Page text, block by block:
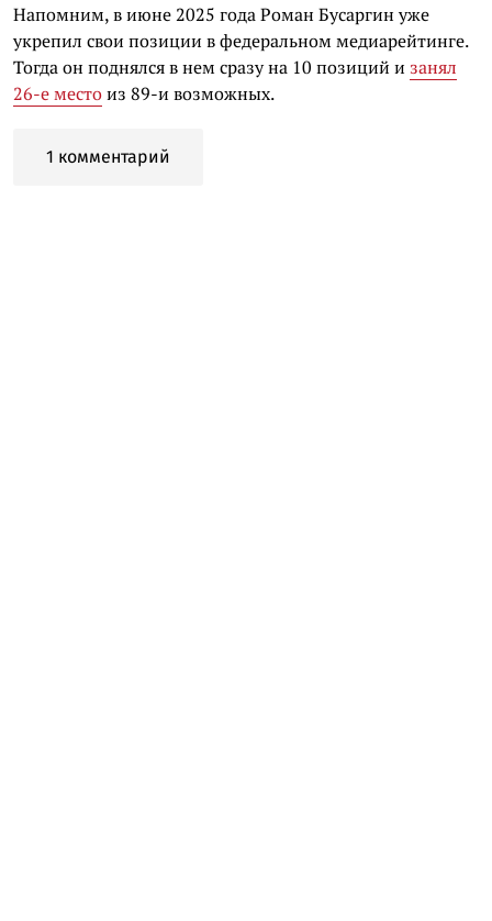
Напомним, в июне 2025 года Роман Бусаргин уже
укрепил свои позиции в федеральном медиарейтинге.
Тогда он поднялся в нем сразу на 10 позиций и занял
26-е местоиз 89-и возможных.
1 комментарий